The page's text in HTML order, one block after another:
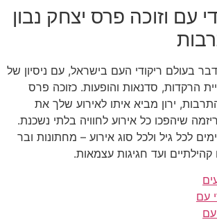
עם וזוכה פרס יצחק נבון
בעולם ריקודי העם בישראל, עם ניסיון של
הרקדות, סדנאות והופעות. כזוכה פרס
ירון מביא איתו לאירוע שלך את
שיהפכו כל אירוע לחוויה בלתי נשכנת.
לכל גיל ולכל סוג אירוע – מחתונות ובר
קהילתיים ועד חגיגות עצמאות.
עם
עם